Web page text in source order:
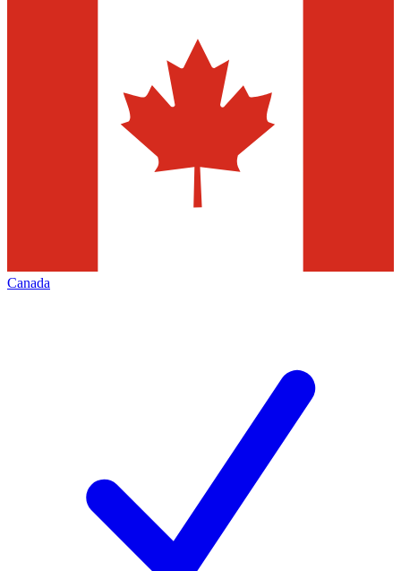
Canada